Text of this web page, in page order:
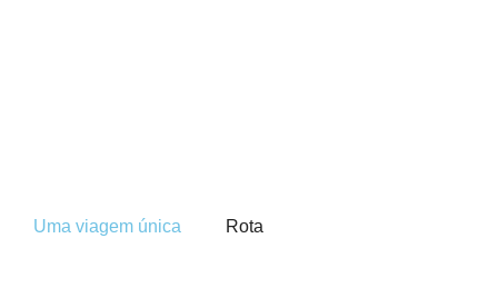
Uma viagem única Rota